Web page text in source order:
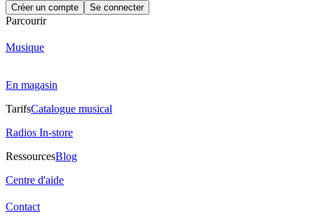
Créer un compte Se connecter
Parcourir
Musique
En magasin
TarifsCatalogue musical
Radios In-store
RessourcesBlog
Centre d'aide
Contact